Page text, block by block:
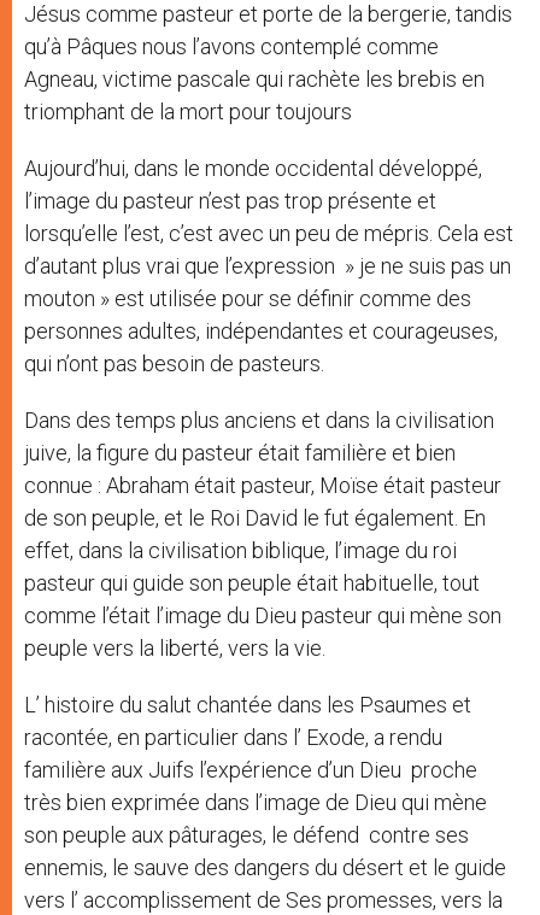
Jésus comme pasteur et porte de la bergerie, tandis
qu’à Pâques nous l’avons contemplé comme
Agneau, victime pascale qui rachète les brebis en
triomphant de la mort pour toujours
Aujourd’hui, dans le monde occidental développé,
l’image du pasteur n’est pas trop présente et
lorsqu’elle l’est, c’est avec un peu de mépris. Cela est
d’autant plus vrai que l’expression » je ne suis pas un
mouton » est utilisée pour se définir comme des
personnes adultes, indépendantes et courageuses,
qui n’ont pas besoin de pasteurs.
Dans des temps plus anciens et dans la civilisation
juive, la figure du pasteur était familière et bien
connue : Abraham était pasteur, Moïse était pasteur
de son peuple, et le Roi David le fut également. En
effet, dans la civilisation biblique, l’image du roi
pasteur qui guide son peuple était habituelle, tout
comme l’était l’image du Dieu pasteur qui mène son
peuple vers la liberté, vers la vie.
L’ histoire du salut chantée dans les Psaumes et
racontée, en particulier dans l’ Exode, a rendu
familière aux Juifs l’expérience d’un Dieu proche
très bien exprimée dans l’image de Dieu qui mène
son peuple aux pâturages, le défend contre ses
ennemis, le sauve des dangers du désert et le guide
vers l’ accomplissement de Ses promesses, vers la